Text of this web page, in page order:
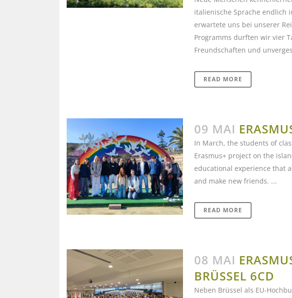
italienische Sprache endlich
erwartete uns bei unserer
Programms durften wir vier
Freundschaften und
READ MORE
09 MAI
In March, the students of
Erasmus+ project on the
educational experience that
and make new friends. ...
READ MORE
08 MAI
BRÜSSEL 6CD
Neben Brüssel als EU-